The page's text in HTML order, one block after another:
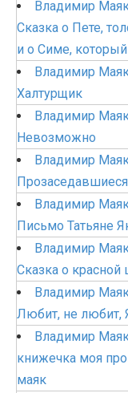
Владимир
Сказка о Пете,
и о Симе,
Владимир
Халтурщик
Владимир
Невозможно
Владимир
Прозаседавшиеся
Владимир
Письмо Татьяне
Владимир
Сказка о красной
Владимир
Любит, не любит,
Владимир
книжечка моя
маяк